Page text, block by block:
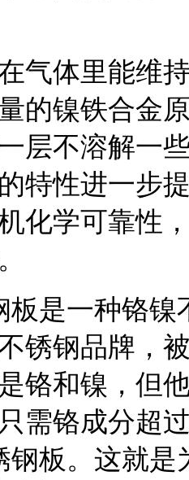
体里能维持
的镍铁合金
层不溶解一
特性进一步
化学可靠性
是一种铬镍
锈钢品牌，
铬和镍，但
需铬成分超
钢板。这就